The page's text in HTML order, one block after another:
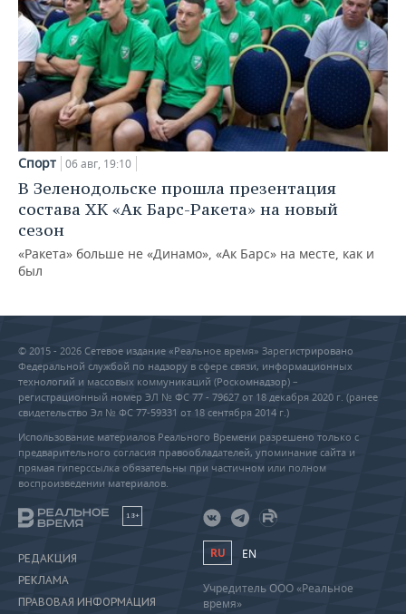
Спорт 06 авг, 19:10
В Зеленодольске прошла презентация
состава ХК «Ак Барс-Ракета» на новый
сезон
«Ракета» больше не «Динамо», «Ак Барс» на месте, как и
был
© 2015 - 2026 Сетевое издание «Реальное время» Зарегистрировано
Федеральной службой по надзору в сфере связи, информационных
технологий и массовых коммуникаций (Роскомнадзор) –
регистрационный номер ЭЛ № ФС 77 - 79627 от 18 декабря 2020 г. (ранее
свидетельство Эл № ФС 77-59331 от 18 сентября 2014 г.)
Использование материалов Реального Времени разрешено только с
предварительного согласия правообладателей, упоминание сайта и
прямая гиперссылка обязательны при частичном или полном
воспроизведении материалов.
18+
РЕДАКЦИЯ
РЕКЛАМА
ПРАВОВАЯ ИНФОРМАЦИЯ
RU EN
Учредитель ООО «Реальное
время»